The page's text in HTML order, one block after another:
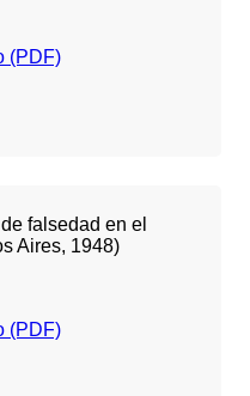
(PDF)
falsedad en el
Aires, 1948)
(PDF)